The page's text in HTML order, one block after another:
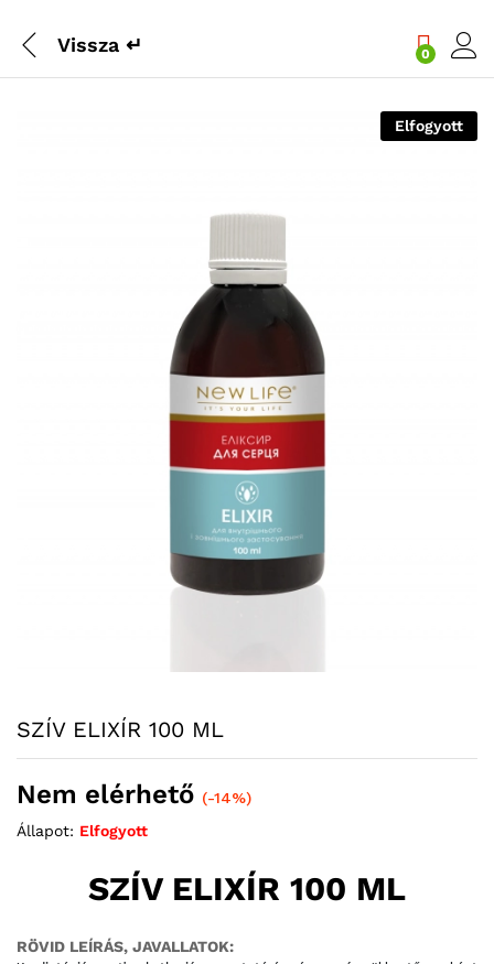
Vissza ↵ 0
Elfogyott
SZÍV ELIXÍR 100 ML
Nem elérhető (-14%)
Állapot: Elfogyott
SZÍV ELIXÍR 100 ML
RÖVID LEÍRÁS, JAVALLATOK: